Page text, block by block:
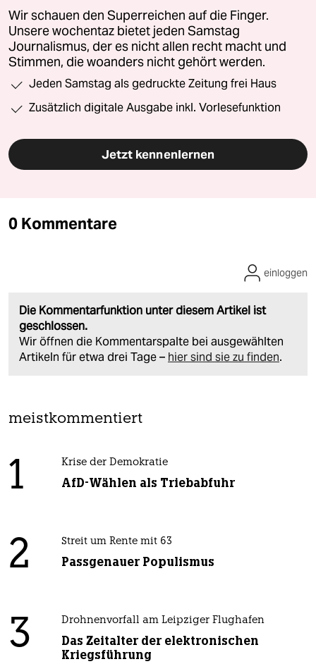
Wir schauen den Superreichen auf die Finger.
Unsere wochentaz bietet jeden Samstag
Journalismus, der es nicht allen recht macht und
Stimmen, die woanders nicht gehört werden.
Jeden Samstag als gedruckte Zeitung frei Haus
Zusätzlich digitale Ausgabe inkl. Vorlesefunktion
Jetzt kennenlernen
0 Kommentare
Die Kommentarfunktion unter diesem Artikel ist
geschlossen.
Wir öffnen die Kommentarspalte bei ausgewählten
Artikeln für etwa drei Tage – hier sind sie zu finden.
einloggen
meistkommentiert
1 Krise der Demokratie
AfD-Wählen als Triebabfuhr
2 Streit um Rente mit 63
Passgenauer Populismus
3 Drohnenvorfall am Leipziger Flughafen
Das Zeitalter der elektronischen
Kriegsführung